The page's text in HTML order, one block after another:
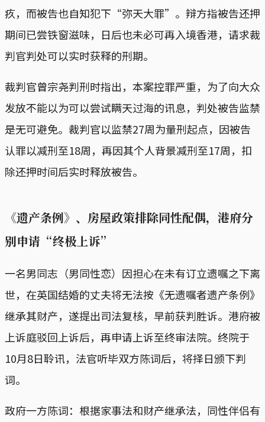
疚，而被告也自知犯下“弥天大罪”。辩方指被告还押
期间已尝铁窗滋味，日后也未必可再入境香港，请求裁
判官判处可以实时获释的刑期。
裁判官曾宗尧判刑时指出，本案控罪严重，为了向大众
发放不能以为可以尝试瞒天过海的讯息，判处被告监禁
是无可避免。裁判官以监禁27周为量刑起点，因被告
认罪以减刑至18周，再因其个人背景减刑至17周，扣
除还押时间后实时释放被告。
《遗产条例》、房屋政策排除同性配偶，港府分
别申请“终极上诉”
一名男同志（男同性恋）因担心在未有订立遗嘱之下离
世，在英国结婚的丈夫将无法按《无遗嘱者遗产条例》
继承其财产，遂提出司法复核，早前获判胜诉。港府被
上诉庭驳回上诉后，再申请上诉至终审法院。终院于
10月8日聆讯，法官听毕双方陈词后，将择日颁下判
词。
政府一方陈词：根据家事法和财产继承法，同性伴侣有